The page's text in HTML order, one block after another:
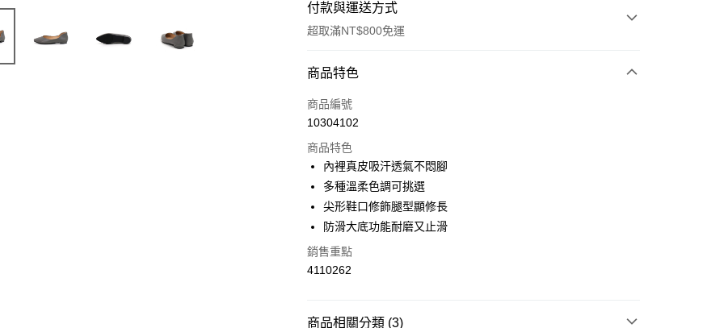
付款與運送方式
超取滿NT$800免運
付款方式
信用卡一次付款
LINE Pay
Apple Pay
街口支付
悠遊付
商品特色
商品編號
10304102
商品特色
內裡真皮吸汗透氣不悶腳
多種溫柔色調可挑選
尖形鞋口修飾腿型顯修長
防滑大底功能耐磨又止滑
銷售重點
4110262
商品相關分類 (3)